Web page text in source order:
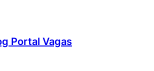
Portal Vagas